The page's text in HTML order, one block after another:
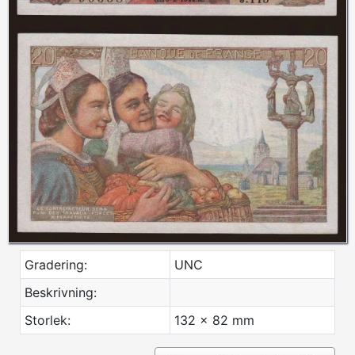
Gradering:
UNC
Beskrivning:
Storlek:
132 x 82 mm